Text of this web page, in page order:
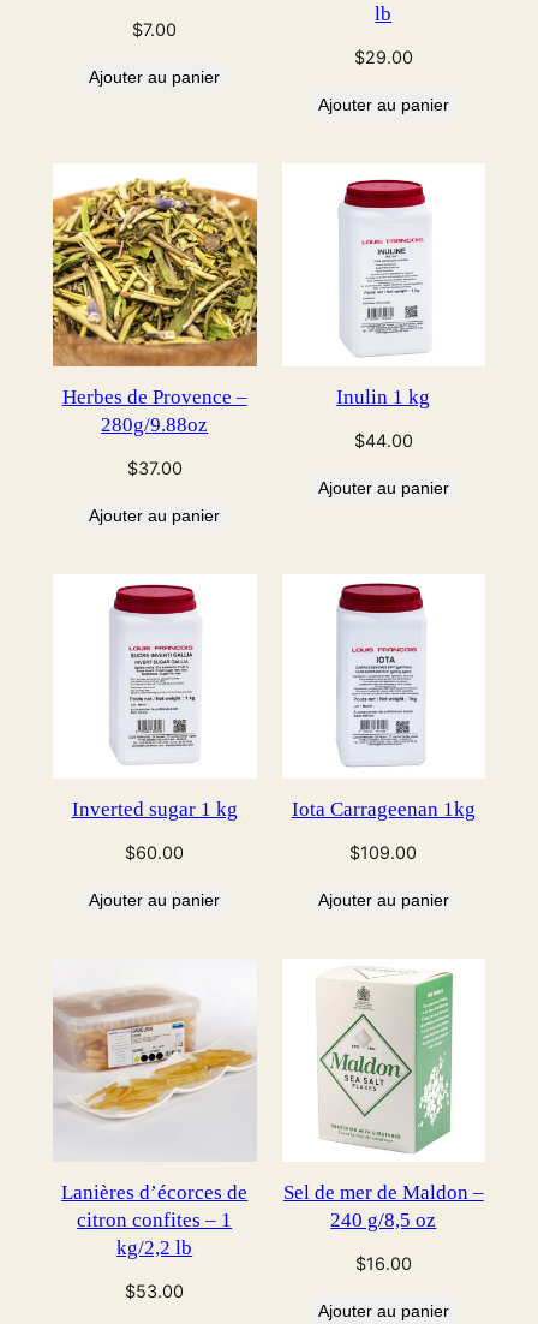
$7.00
Ajouter au panier
lb
$29.00
Ajouter au panier
Herbes de Provence –
280g/9.88oz
$37.00
Ajouter au panier
Inulin 1 kg
$44.00
Ajouter au panier
Inverted sugar 1 kg
$60.00
Ajouter au panier
Iota Carrageenan 1kg
$109.00
Ajouter au panier
Lanières d’écorces de
citron confites – 1
kg/2,2 lb
$53.00
Sel de mer de Maldon –
240 g/8,5 oz
$16.00
Ajouter au panier